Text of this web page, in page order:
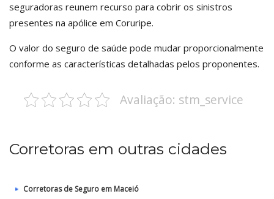
seguradoras reunem recurso para cobrir os sinistros
presentes na apólice em Coruripe.
O valor do seguro de saúde pode mudar proporcionalmente
conforme as características detalhadas pelos proponentes.
Avaliação: stm_service
Corretoras em outras cidades
Corretoras de Seguro em Maceió